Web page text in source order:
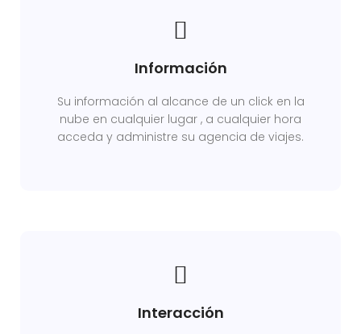
Información
Su información al alcance de un click en la
nube en cualquier lugar , a cualquier hora
acceda y administre su agencia de viajes.
Interacción